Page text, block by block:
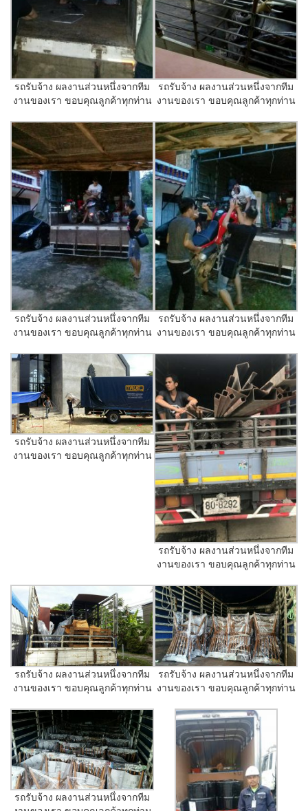
รถรับจ้าง ผลงานส่วนหนึ่งจากทีม
งานของเรา ขอบคุณลูกค้าทุกท่าน
รถรับจ้าง ผลงานส่วนหนึ่งจากทีม
งานของเรา ขอบคุณลูกค้าทุกท่าน
รถรับจ้าง ผลงานส่วนหนึ่งจากทีม
งานของเรา ขอบคุณลูกค้าทุกท่าน
รถรับจ้าง ผลงานส่วนหนึ่งจากทีม
งานของเรา ขอบคุณลูกค้าทุกท่าน
รถรับจ้าง ผลงานส่วนหนึ่งจากทีม
งานของเรา ขอบคุณลูกค้าทุกท่าน
รถรับจ้าง ผลงานส่วนหนึ่งจากทีม
งานของเรา ขอบคุณลูกค้าทุกท่าน
รถรับจ้าง ผลงานส่วนหนึ่งจากทีม
งานของเรา ขอบคุณลูกค้าทุกท่าน
รถรับจ้าง ผลงานส่วนหนึ่งจากทีม
งานของเรา ขอบคุณลูกค้าทุกท่าน
รถรับจ้าง ผลงานส่วนหนึ่งจากทีม